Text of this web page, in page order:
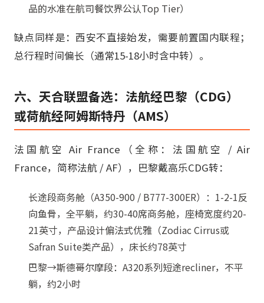
品的水准在航司餐饮界公认Top Tier）
缺点同样是：西安不直接始发，需要前置国内联程；
总行程时间偏长（通常15-18小时含中转）。
六、天合联盟备选：法航经巴黎（CDG）
或荷航经阿姆斯特丹（AMS）
法国航空 Air France（全称：法国航空 / Air
France，简称法航 / AF），巴黎戴高乐CDG转：
长途段商务舱（A350-900 / B777-300ER）：1-2-1反
向鱼骨，全平躺，约30-40席商务舱，座椅宽度约20-
21英寸，产品设计偏法式优雅（Zodiac Cirrus或
Safran Suite类产品），床长约78英寸
巴黎→斯德哥尔摩段：A320系列短途recliner，不平
躺，约2小时